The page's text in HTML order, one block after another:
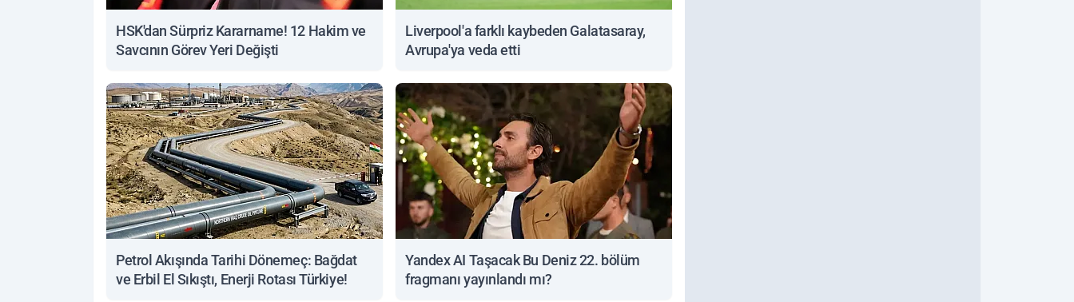
HSK'dan Sürpriz Kararname! 12 Hakim ve
Savcının Görev Yeri Değişti
Liverpool'a farklı kaybeden Galatasaray,
Avrupa'ya veda etti
Petrol Akışında Tarihi Dönemeç: Bağdat
ve Erbil El Sıkıştı, Enerji Rotası Türkiye!
Yandex AI Taşacak Bu Deniz 22. bölüm
fragmanı yayınlandı mı?